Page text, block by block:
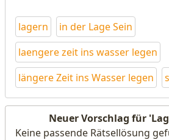
lagern
in der Lage Sein
laengere zeit ins wasser legen
längere Zeit ins Wasser legen
Neuer Vorschlag für
Keine passende Rätsellösung